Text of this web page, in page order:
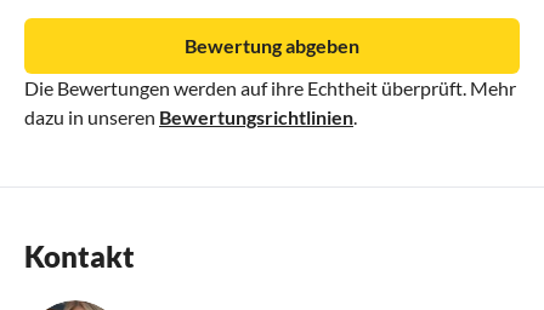
Die Bewertungen werden auf ihre Echtheit überprüft. Mehr
dazu in unseren Bewertungsrichtlinien
Bewertung abgeben
Kontakt